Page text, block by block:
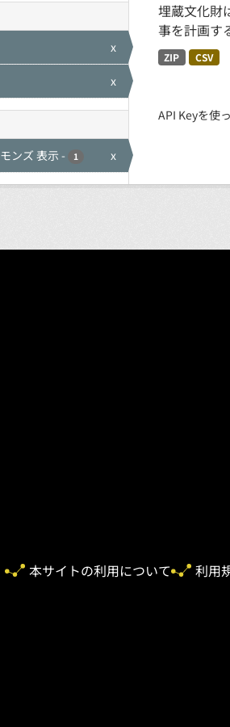
x
x
ンズ 表示 - 1 x
埋蔵文化財
事を計画す
ZIP CSV
API Keyを使
本サイトの利用について 利用